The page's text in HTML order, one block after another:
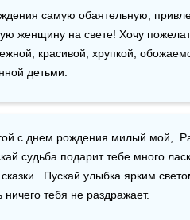
самую обаятельную,
женщину на свете! Хочу
красивой, хрупкой,
детьми
судьба подарит тебе много
Пускай улыбка ярким
ничего тебя не раздражает.